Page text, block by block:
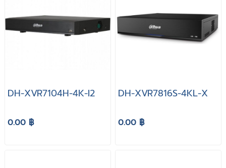
DH-XVR7104H-4K-I2
0.00 ฿
DH-XVR7816S-4KL-X
0.00 ฿